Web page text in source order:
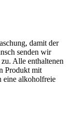
damit der
senden wir
Alle enthaltenen
Produkt mit
eine alkoholfreie